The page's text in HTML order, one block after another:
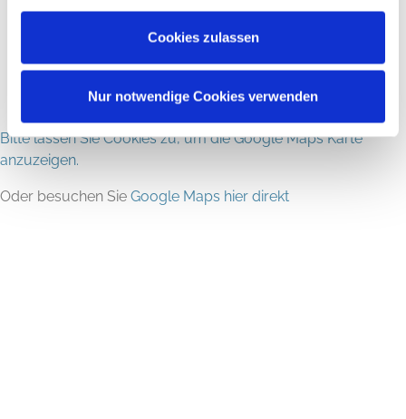
Impressum.
Cookies zulassen
Nur notwendige Cookies verwenden
Bitte lassen Sie Cookies zu, um die Google Maps Karte
anzuzeigen.
Oder besuchen Sie Google Maps hier direkt